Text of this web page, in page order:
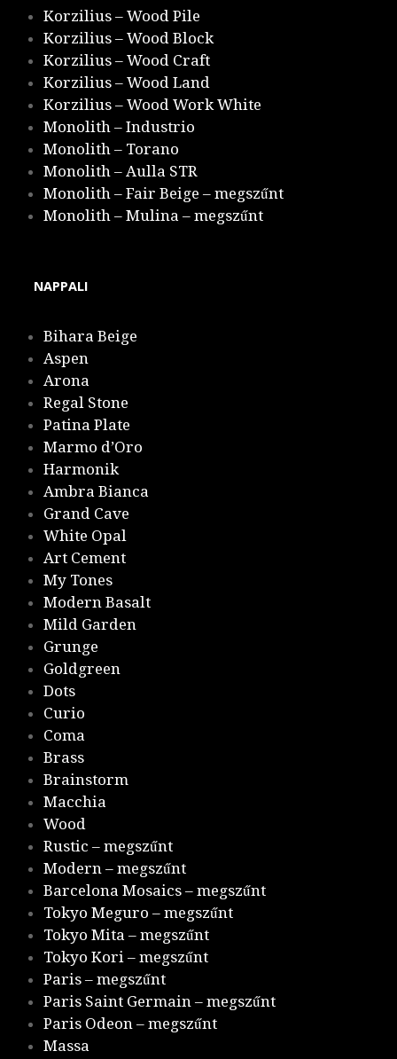
Korzilius – Wood Pile
Korzilius – Wood Block
Korzilius – Wood Craft
Korzilius – Wood Land
Korzilius – Wood Work White
Monolith – Industrio
Monolith – Torano
Monolith – Aulla STR
Monolith – Fair Beige – megszűnt
Monolith – Mulina – megszűnt
NAPPALI
Bihara Beige
Aspen
Arona
Regal Stone
Patina Plate
Marmo d’Oro
Harmonik
Ambra Bianca
Grand Cave
White Opal
Art Cement
My Tones
Modern Basalt
Mild Garden
Grunge
Goldgreen
Dots
Curio
Coma
Brass
Brainstorm
Macchia
Wood
Rustic – megszűnt
Modern – megszűnt
Barcelona Mosaics – megszűnt
Tokyo Meguro – megszűnt
Tokyo Mita – megszűnt
Tokyo Kori – megszűnt
Paris – megszűnt
Paris Saint Germain – megszűnt
Paris Odeon – megszűnt
Massa